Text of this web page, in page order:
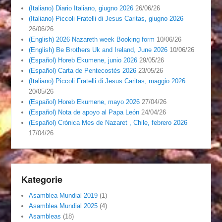
(Italiano) Diario Italiano, giugno 2026 26/06/26
(Italiano) Piccoli Fratelli di Jesus Caritas, giugno 2026
26/06/26
(English) 2026 Nazareth week Booking form 10/06/26
(English) Be Brothers Uk and Ireland, June 2026 10/06/26
(Español) Horeb Ekumene, junio 2026 29/05/26
(Español) Carta de Pentecostés 2026 23/05/26
(Italiano) Piccoli Fratelli di Jesus Caritas, maggio 2026
20/05/26
(Español) Horeb Ekumene, mayo 2026 27/04/26
(Español) Nota de apoyo al Papa León 24/04/26
(Español) Crónica Mes de Nazaret , Chile, febrero 2026
17/04/26
Kategorie
Asamblea Mundial 2019 (1)
Asamblea Mundial 2025 (4)
Asambleas (18)